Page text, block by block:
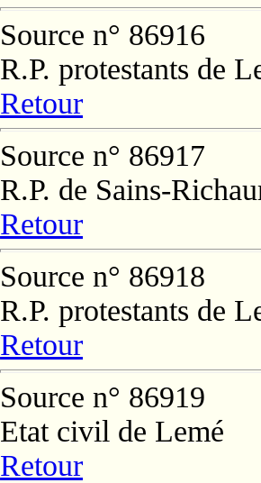
Source n° 86916
R.P. protestants de
Retour
Source n° 86917
R.P. de Sains-
Retour
Source n° 86918
R.P. protestants de
Retour
Source n° 86919
Etat civil de Lemé
Retour